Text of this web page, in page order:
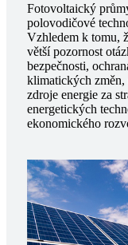
Fotovoltaický
polovodičové
Vzhledem k tomu,
větší pozornost
bezpečnosti,
klimatických změn,
zdroje energie za
energetických
ekonomického